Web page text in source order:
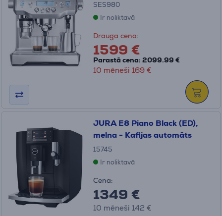
SES980
Ir noliktavā
Drauga cena:
1599 €
Parastā cena: 2099.99 €
10 mēneši 169 €
JURA E8 Piano Black (ED),
melna - Kafijas automāts
15745
Ir noliktavā
Cena:
1349 €
10 mēneši 142 €